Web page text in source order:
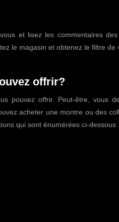
et lisez les commentaires des
le magasin et obtenez le filtre de
offrir?
pouvez offrir. Peut-être, vous
acheter une montre ou des
qui sont énumérées ci-dessous :